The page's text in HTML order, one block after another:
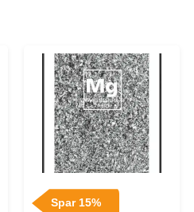
Spar 15%